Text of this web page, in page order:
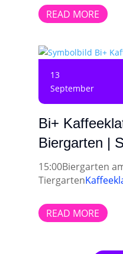
READ MORE
13
September
Bi+
Biergarten |
15:00Biergarten
Tiergarten
READ MORE